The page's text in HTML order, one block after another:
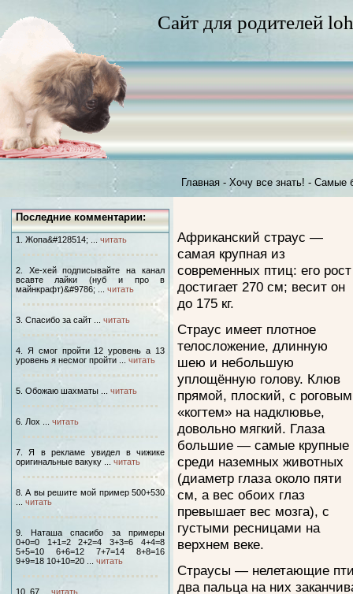
Сайт для родителей
Главная - Хочу все знать! - Самые
Последние комментарии:
1. Жопа&#128514; ... читать
2. Хе-хей подписывайте на канал
всавте лайки (нуб и про в
майнкрафт)&#9786; ... читать
3. Спасибо за сайт ... читать
4. Я смог пройти 12 уровень а 13
уровень я несмог пройти ... читать
5. Обожаю шахматы ... читать
6. Лох ... читать
7. Я в рекламе увидел в чижике
оригинальные вакуку ... читать
8. А вы решите мой пример 500+530
читать
9. Наташа спасибо за примеры
0+0=0 1+1=2 2+2=4 3+3=6 4+4=8
5+5=10 6+6=12 7+7=14 8+8=16
9+9=18 10+10=20 ... читать
10. 67 ... читать
Африканский страус —
самая крупная из
современных птиц: его рост
достигает 270 см; весит он
до 175 кг.
Страус имеет плотное
телосложение, длинную
шею и небольшую
уплощённую голову. Клюв
прямой, плоский, с роговым
«когтем» на надклювье,
довольно мягкий. Глаза
большие — самые крупные
среди наземных животных
(диаметр глаза около пяти
см, а вес обоих глаз
превышает вес мозга), с
густыми ресницами на
верхнем веке.
Страусы — нелетающие
два пальца на них